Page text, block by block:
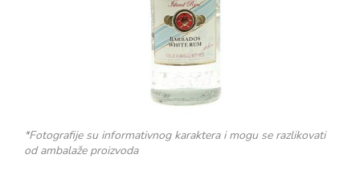
*Fotografije su informativnog karaktera i mogu se razlikovati
od ambalaže proizvoda